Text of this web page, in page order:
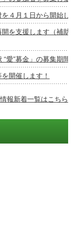
４月１日から開始し
を支援します（補助
“愛”募金」の募集期
開催します！
報新着一覧はこちら